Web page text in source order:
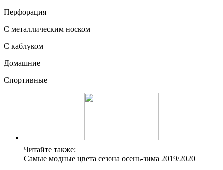
Перфорация
С металлическим носком
С каблуком
Домашние
Спортивные
Читайте также:
Самые модные цвета сезона осень-зима 2019/2020